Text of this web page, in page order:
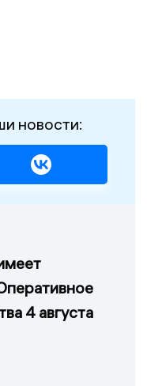
новости:
4 августа